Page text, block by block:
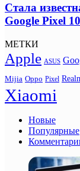
Стала
Google Pixel 10
МЕТКИ
Apple ASUS
Mijia Oppo Pixel
Xiaomi
Новые
Популярные